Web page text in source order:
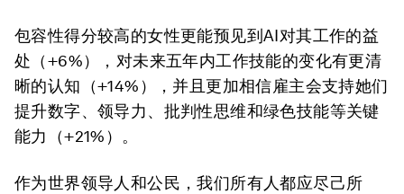
包容性得分较高的女性更能预见到AI对其工作的益
处（+6%），对未来五年内工作技能的变化有更清
晰的认知（+14%），并且更加相信雇主会支持她们
提升数字、领导力、批判性思维和绿色技能等关键
能力（+21%）。
作为世界领导人和公民，我们所有人都应尽己所